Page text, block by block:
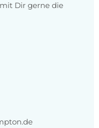
Dir gerne die